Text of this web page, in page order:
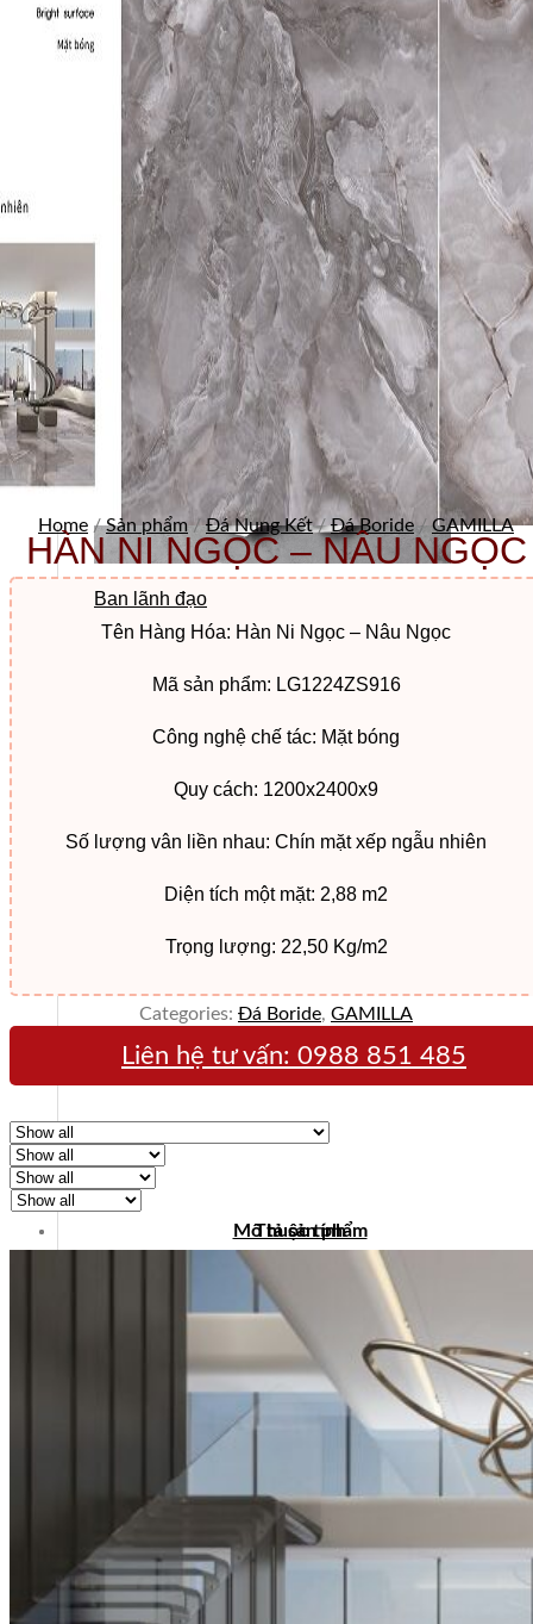
Ban lãnh đạo
Home / Sản phẩm / Đá Nung Kết / Đá Boride / GAMILLA
HÀN NI NGỌC – NÂU NGỌC
Tên Hàng Hóa: Hàn Ni Ngọc – Nâu Ngọc
Mã sản phẩm: LG1224ZS916
Công nghệ chế tác: Mặt bóng
Quy cách: 1200x2400x9
Số lượng vân liền nhau: Chín mặt xếp ngẫu nhiên
Diện tích một mặt: 2,88 m2
Trọng lượng: 22,50 Kg/m2
Categories: Đá Boride, GAMILLA
Liên hệ tư vấn: 0988 851 485
Mô tả sản phẩm
Thuộc tính